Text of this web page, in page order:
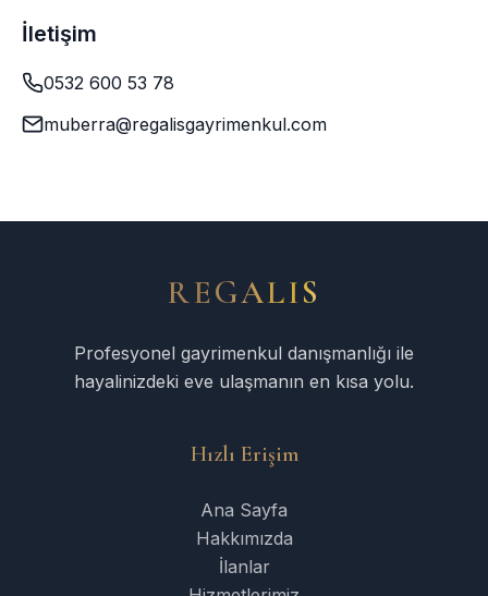
İletişim
0532 600 53 78
muberra@regalisgayrimenkul.com
REGALIS
Profesyonel gayrimenkul danışmanlığı ile
hayalinizdeki eve ulaşmanın en kısa yolu.
Hızlı Erişim
Ana Sayfa
Hakkımızda
İlanlar